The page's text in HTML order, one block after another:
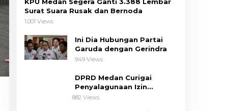
KPU Medan Segera Ganti 3.388 Lembar
Surat Suara Rusak dan Bernoda
1,001 Views
Ini Dia Hubungan Partai
Garuda dengan Gerindra
949 Views
DPRD Medan Curigai
Penyalagunaan Izin
Pembangunan The Riez
882 Views